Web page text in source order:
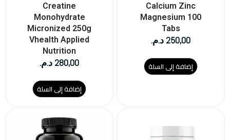
Calcium Zinc
Magnesium 100
Tabs
250,00 د.م.
إضافة إلى السلة
Creatine
Monohydrate
Micronized 250g
Vhealth Applied
Nutrition
280,00 د.م.
إضافة إلى السلة